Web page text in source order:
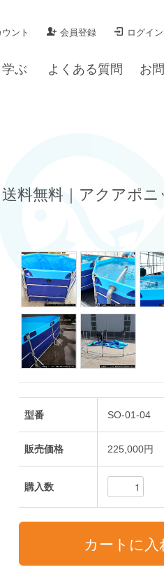
ント 会員登録 ログイン
学ぶ よくある質問 お
料無料｜アクアポ
型番 SO-01-04
販売価格 225,000円
購入数